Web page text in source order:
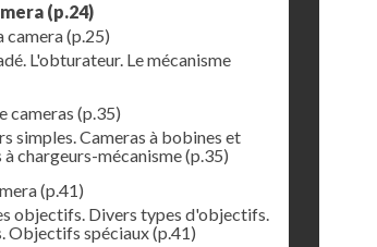
(p.24)
camera(p.25)
L'obturateur. Le mécanisme
cameras (p.35)
simples. Cameras à bobines et
chargeurs-mécanisme(p.35)
(p.41)
objectifs. Divers types d'objectifs.
Objectifs spéciaux(p.41)